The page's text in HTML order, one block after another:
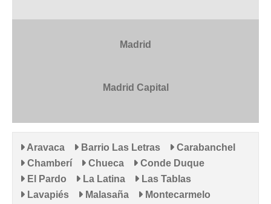
Madrid
Madrid Capital
Aravaca Barrio Las Letras
Carabanchel
Chamberí
Chueca
Conde Duque
El Pardo
La Latina
Las Tablas
Lavapiés
Malasaña
Montecarmelo